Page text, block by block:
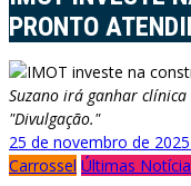
PRONTO
Suzano irá ganhar
"Divulgação."
25 de novembro de 2025
Carrossel Últimas